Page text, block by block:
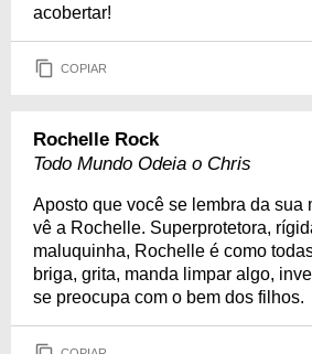
acobertar!
COPIAR
Rochelle Rock
Todo Mundo Odeia o Chris
Aposto que você se lembra da sua
vê a Rochelle. Superprotetora,
maluquinha, Rochelle é como
briga, grita, manda limpar algo,
se preocupa com o bem dos filhos.